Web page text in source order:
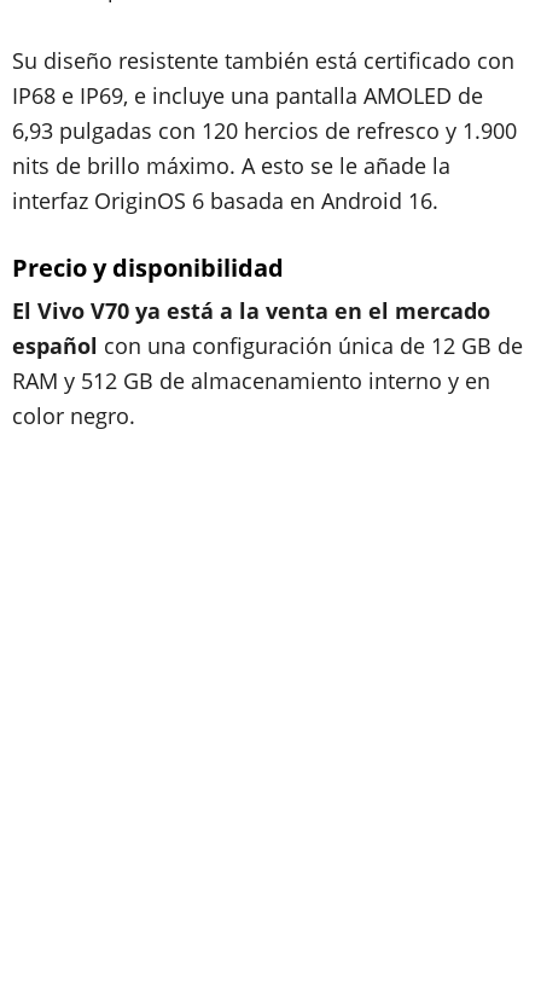
Su diseño resistente también está certificado con
IP68 e IP69, e incluye una pantalla AMOLED de
6,93 pulgadas con 120 hercios de refresco y 1.900
nits de brillo máximo. A esto se le añade la
interfaz OriginOS 6 basada en Android 16.
Precio y disponibilidad
El Vivo V70 ya está a la venta en el mercado
español con una configuración única de 12 GB de
RAM y 512 GB de almacenamiento interno y en
color negro.